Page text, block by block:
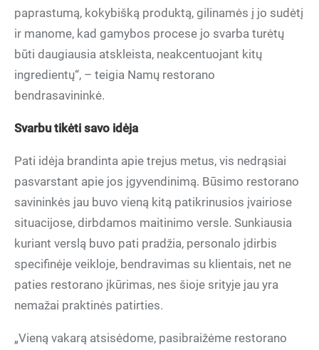
paprastumą, kokybišką produktą, gilinamės į jo sudėtį
ir manome, kad gamybos procese jo svarba turėtų
būti daugiausia atskleista, neakcentuojant kitų
ingredientų“, – teigia Namų restorano
bendrasavininkė.
Svarbu tikėti savo idėja
Pati idėja brandinta apie trejus metus, vis nedrąsiai
pasvarstant apie jos įgyvendinimą. Būsimo restorano
savininkės jau buvo vieną kitą patikrinusios įvairiose
situacijose, dirbdamos maitinimo versle. Sunkiausia
kuriant verslą buvo pati pradžia, personalo įdirbis
specifinėje veikloje, bendravimas su klientais, net ne
paties restorano įkūrimas, nes šioje srityje jau yra
nemažai praktinės patirties.
„Vieną vakarą atsisėdome, pasibraižėme restorano